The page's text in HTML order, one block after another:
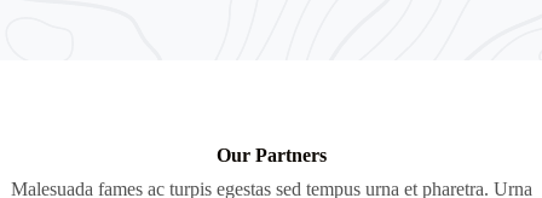
Our Partners
Malesuada fames ac turpis egestas sed tempus urna et pharetra. Urna